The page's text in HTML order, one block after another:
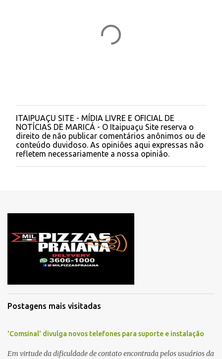
P
o
s
t
a
r
t
ITAIPUAÇU SITE - MÍDIA LIVRE E OFICIAL DE
NOTÍCIAS DE MARICÁ - O Itaipuaçu Site reserva o
direito de não publicar comentários anônimos ou de
conteúdo duvidoso. As opiniões aqui expressas não
refletem necessariamente a nossa opinião.
Postagens mais visitadas
'Comsinal' divulga novos telefones para suporte e instalação
Em virtude da dificuldade de contato encontrada pelos usuários da